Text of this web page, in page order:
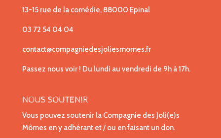
13-15 rue de la comédie, 88000 Epinal
03 72 54 04 04
contact@compagniedesjoliesmomes.fr
Passez nous voir ! Du lundi au vendredi de 9h à 17h.
NOUS SOUTENIR
Vous pouvez soutenir la Compagnie des Joli(e)s
Mômes en y adhérant et / ou en faisant un don.